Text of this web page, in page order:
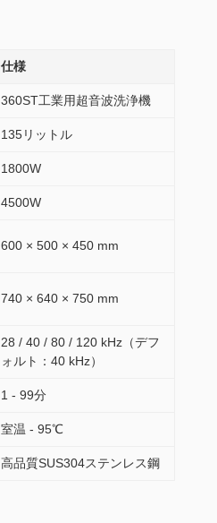
仕様
360ST工業用超音波洗浄機
135リットル
1800W
4500W
600 × 500 × 450 mm
740 × 640 × 750 mm
28 / 40 / 80 / 120 kHz（デフ
ォルト：40 kHz）
1 - 99分
室温 - 95℃
高品質SUS304ステンレス鋼